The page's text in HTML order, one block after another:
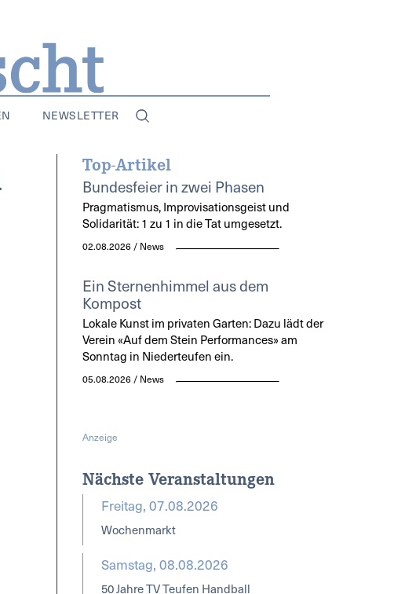
NEWSLETTER
Top-Artikel
Bundesfeier in zwei Phasen
Pragmatismus, Improvisationsgeist und
Solidarität: 1 zu 1 in die Tat umgesetzt.
02.08.2026 / News
Ein Sternenhimmel aus dem
Kompost
Lokale Kunst im privaten Garten: Dazu lädt der
Verein «Auf dem Stein Performances» am
Sonntag in Niederteufen ein.
05.08.2026 / News
Anzeige
Nächste Veranstaltungen
Freitag, 07.08.2026
Wochenmarkt
Samstag, 08.08.2026
50 Jahre TV Teufen Handball